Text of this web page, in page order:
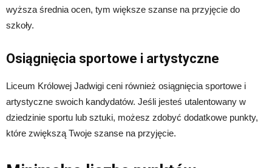
wyższa średnia ocen, tym większe szanse na przyjęcie do
szkoły.
Osiągnięcia sportowe i artystyczne
Liceum Królowej Jadwigi ceni również osiągnięcia sportowe i
artystyczne swoich kandydatów. Jeśli jesteś utalentowany w
dziedzinie sportu lub sztuki, możesz zdobyć dodatkowe punkty,
które zwiększą Twoje szanse na przyjęcie.